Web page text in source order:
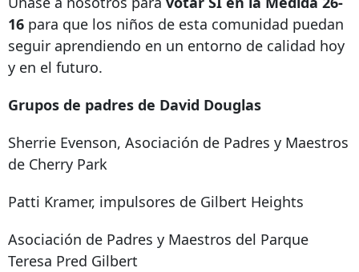
16 para que los niños de esta comunidad puedan
seguir aprendiendo en un entorno de calidad hoy
y en el futuro.
Grupos de padres de David Douglas
Sherrie Evenson, Asociación de Padres y Maestros
de Cherry Park
Patti Kramer, impulsores de Gilbert Heights
Asociación de Padres y Maestros del Parque
Teresa Pred Gilbert